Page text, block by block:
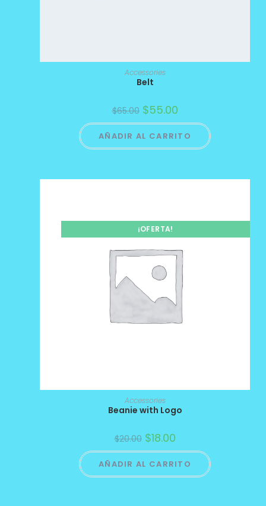
Accessories
Belt
$65.00 $55.00
AÑADIR AL CARRITO
¡OFERTA!
Accessories
Beanie with Logo
$20.00 $18.00
AÑADIR AL CARRITO